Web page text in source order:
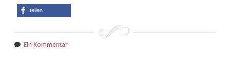
teilen
Ein Kommentar